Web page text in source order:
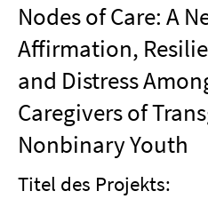
Nodes of Care: A
Affirmation,
and Distress
Caregivers of
Nonbinary Youth
Titel des Projekts: